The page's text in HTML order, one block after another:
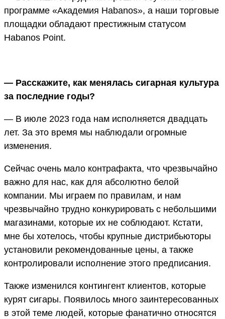
программе «Академия Habanos», а наши торговые
площадки обладают престижным статусом
Habanos Point.
— Расскажите, как менялась сигарная культура
за последние годы?
— В июле 2023 года нам исполняется двадцать
лет. За это время мы наблюдали огромные
изменения.
Сейчас очень мало контрафакта, что чрезвычайно
важно для нас, как для абсолютно белой
компании. Мы играем по правилам, и нам
чрезвычайно трудно конкурировать с небольшими
магазинами, которые их не соблюдают. Кстати,
мне бы хотелось, чтобы крупные дистрибьюторы
установили рекомендованные цены, а также
контролировали исполнение этого предписания.
Также изменился контингент клиентов, которые
курят сигары. Появилось много заинтересованных
в этой теме людей, которые фанатично относятся